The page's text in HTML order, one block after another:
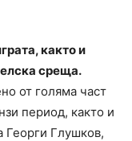
както и
среща.
от голяма част
период, както и
Георги Глушков,